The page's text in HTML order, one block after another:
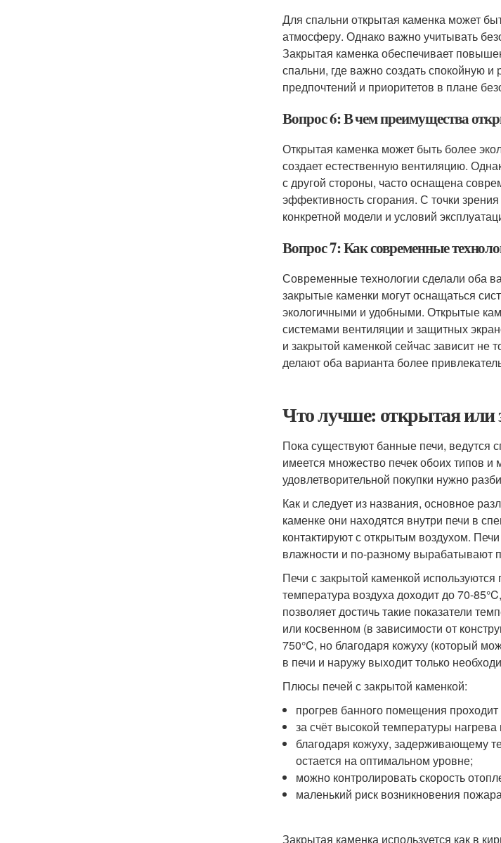
Для спальни открытая каменка может
атмосферу. Однако важно учитывать
Закрытая каменка обеспечивает
спальни, где важно создать спокойную
предпочтений и приоритетов в плане
Вопрос 6: В чем преимущества
Открытая каменка может быть более
создает естественную вентиляцию.
с другой стороны, часто оснащена
эффективность сгорания. С точки
конкретной модели и условий
Вопрос 7: Как современные
Современные технологии сделали оба
закрытые каменки могут оснащаться
экологичными и удобными. Открытые
системами вентиляции и защитных
и закрытой каменкой сейчас зависит не
делают оба варианта более
Что лучше: открытая или
Пока существуют банные печи, ведутся
имеется множество печек обоих типов
удовлетворительной покупки нужно
Как и следует из названия, основное
каменке они находятся внутри печи в
контактируют с открытым воздухом.
влажности и по-разному вырабатывают
Печи с закрытой каменкой
температура воздуха доходит до 70-
позволяет достичь такие показатели
или косвенном (в зависимости от
750°C, но благодаря кожуху (который
в печи и наружу выходит только
Плюсы печей с закрытой каменкой:
прогрев банного помещения
за счёт высокой температуры
благодаря кожуху, задерживающему
остается на оптимальном уровне;
можно контролировать скорость
маленький риск возникновения
Закрытая каменка используется как в